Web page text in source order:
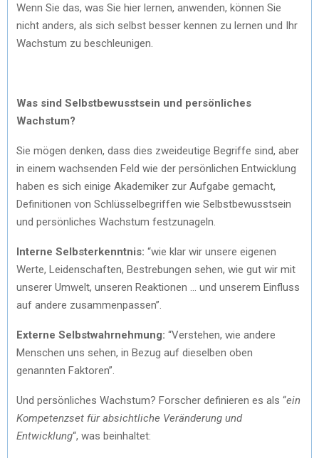
Wenn Sie das, was Sie hier lernen, anwenden, können Sie
nicht anders, als sich selbst besser kennen zu lernen und Ihr
Wachstum zu beschleunigen.
Was sind Selbstbewusstsein und persönliches
Wachstum?
Sie mögen denken, dass dies zweideutige Begriffe sind, aber
in einem wachsenden Feld wie der persönlichen Entwicklung
haben es sich einige Akademiker zur Aufgabe gemacht,
Definitionen von Schlüsselbegriffen wie Selbstbewusstsein
und persönliches Wachstum festzunageln.
Interne Selbsterkenntnis: “wie klar wir unsere eigenen
Werte, Leidenschaften, Bestrebungen sehen, wie gut wir mit
unserer Umwelt, unseren Reaktionen … und unserem Einfluss
auf andere zusammenpassen”.
Externe Selbstwahrnehmung: “Verstehen, wie andere
Menschen uns sehen, in Bezug auf dieselben oben
genannten Faktoren”.
Und persönliches Wachstum? Forscher definieren es als “ein
Kompetenzset für absichtliche Veränderung und
Entwicklung“, was beinhaltet: